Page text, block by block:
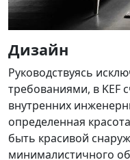
Дизайн
Руководствуясь
требованиями, в KEF
внутренних
определенная
быть красивой
минималистичного